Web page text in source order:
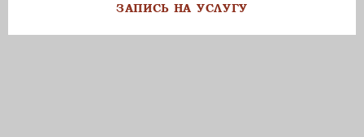
ЗАПИСЬ НА УСЛУГУ